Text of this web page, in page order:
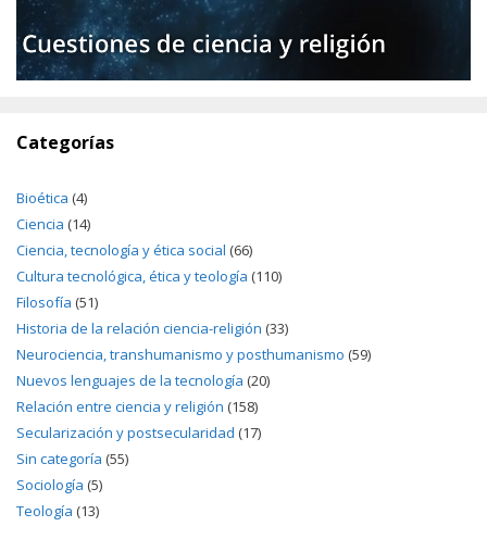
Categorías
Bioética (4)
Ciencia (14)
Ciencia, tecnología y ética social (66)
Cultura tecnológica, ética y teología (110)
Filosofía (51)
Historia de la relación ciencia-religión (33)
Neurociencia, transhumanismo y posthumanismo (59)
Nuevos lenguajes de la tecnología (20)
Relación entre ciencia y religión (158)
Secularización y postsecularidad (17)
Sin categoría (55)
Sociología (5)
Teología (13)